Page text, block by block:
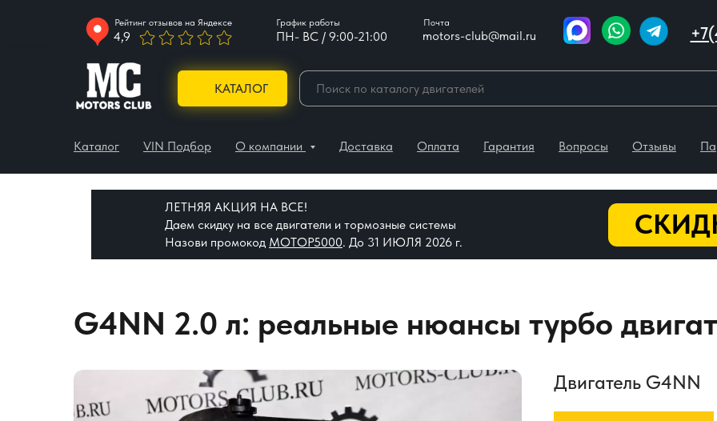
ПН- ВС / 9:00-21:00
Почта
Рейтинг отзывов на Яндексе График работы
motors-club@mail.ru
4,9
КАТАЛОГ
Каталог VIN Подбор О компании Доставка Оплата Гарантия Вопросы Отзывы
ЛЕТНЯЯ АКЦИЯ НА ВСЕ!
Даем скидку на все двигатели и тормозные системы
Назови промокод МОТОР5000. До 31 ИЮЛЯ 2026 г.
G4NN 2.0 л: реальные нюансы турбо
Двигатель G4NN